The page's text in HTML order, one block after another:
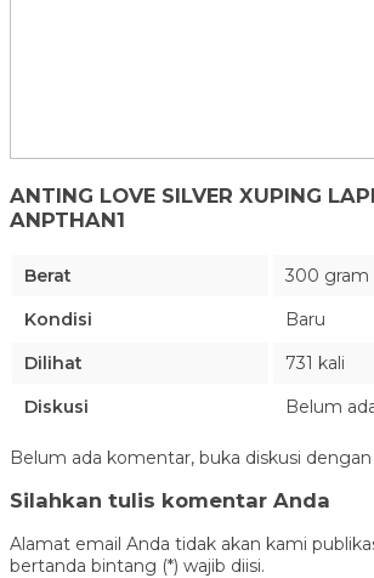
ANTING LOVE SILVER XUPING
ANPTHAN1
Berat
300 gram
Kondisi
Baru
Dilihat
731 kali
Diskusi
Belum
Belum ada komentar, buka diskusi
Silahkan tulis komentar Anda
Alamat email Anda tidak akan kami
bertanda bintang (*) wajib diisi.